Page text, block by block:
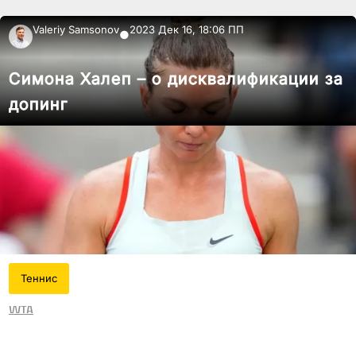
Valeriy Samsonov●2023 Дек 16, 18:06 ПП
Симона Халеп – о дисквалификации за
допинг
Теннис
WTA